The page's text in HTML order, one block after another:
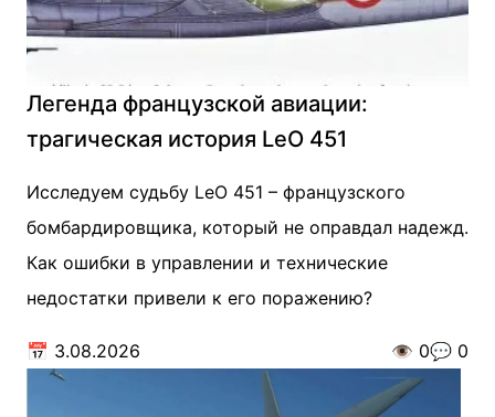
Легенда французской авиации:
трагическая история LeO 451
Исследуем судьбу LeO 451 – французского
бомбардировщика, который не оправдал надежд.
Как ошибки в управлении и технические
недостатки привели к его поражению?
📅 3.08.2026 👁️ 0💬 0